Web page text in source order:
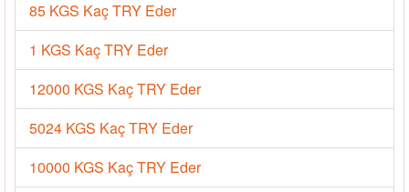
85 KGS Kaç TRY Eder
1 KGS Kaç TRY Eder
12000 KGS Kaç TRY Eder
5024 KGS Kaç TRY Eder
10000 KGS Kaç TRY Eder